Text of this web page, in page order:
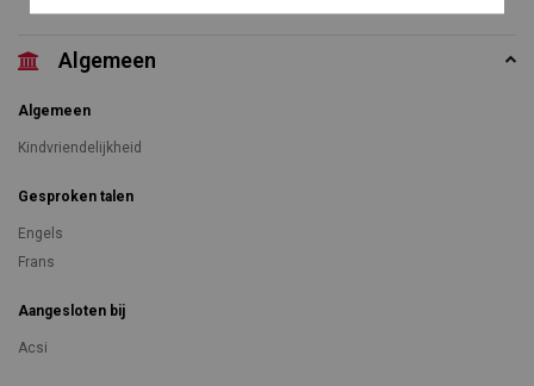
Algemeen
Algemeen
Kindvriendelijkheid
Gesproken talen
Engels
Frans
Aangesloten bij
Acsi